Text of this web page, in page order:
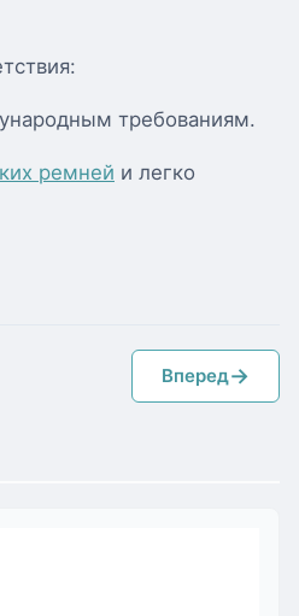
требованиям.
ремней и легко
Вперед→